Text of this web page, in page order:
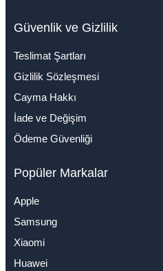
Güvenlik ve Gizlilik
Teslimat Şartları
Gizlilik Sözleşmesi
Cayma Hakkı
İade ve Değişim
Ödeme Güvenliği
Popüler Markalar
Apple
Samsung
Xiaomi
Huawei